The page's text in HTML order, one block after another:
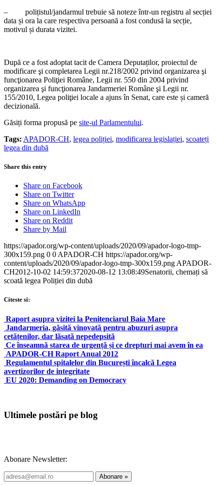
– polițistul/jandarmul trebuie să noteze într-un registru al secției
data și ora la care respectiva persoană a fost condusă la secție,
motivul și durata vizitei.
După ce a fost adoptat tacit de Camera Deputaților, proiectul de
modificare şi completarea Legii nr.218/2002 privind organizarea şi
funcţionarea Poliţiei Române, Legii nr. 550 din 2004 privind
organizarea şi funcţionarea Jandarmeriei Române şi Legii nr.
155/2010, Legea poliţiei locale a ajuns în Senat, care este și cameră
decizională.
Găsiți forma propusă pe site-ul Parlamentului.
Tags: APADOR-CH, legea poliției, modificarea legislației, scoateți
legea din dubă
Share this entry
Share on Facebook
Share on Twitter
Share on WhatsApp
Share on LinkedIn
Share on Reddit
Share by Mail
https://apador.org/wp-content/uploads/2020/09/apador-logo-tmp-
300x159.png 0 0 APADOR-CH https://apador.org/wp-
content/uploads/2020/09/apador-logo-tmp-300x159.png APADOR-
CH2012-10-02 14:59:372020-08-12 13:08:49Senatorii, chemați să
scoată legea Poliției din dubă
Citeste si:
Raport asupra vizitei la Penitenciarul Baia Mare
Jandarmeria, găsită vinovată pentru abuzuri asupra
cetățenilor, dar lăsată nepedepsită
Ce înseamnă starea de urgență și ce drepturi mai avem în ea
APADOR-CH Raport Anual 2012
Regulamentul spitalelor din București încalcă Legea
avertizorilor de integritate
EU 2020: Demanding on Democracy
Ultimele postări pe blog
Abonare Newsletter: